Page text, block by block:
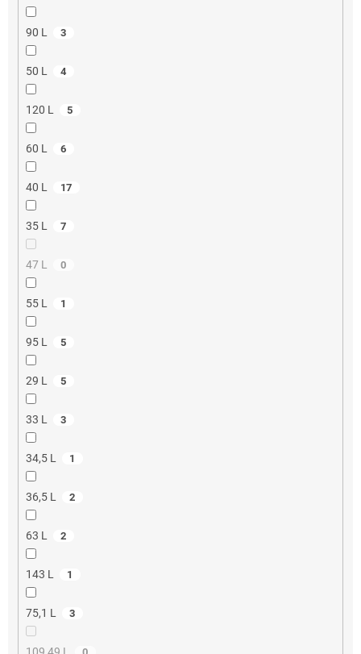
90 L 3
50 L 4
120 L 5
60 L 6
40 L 17
35 L 7
47 L 0
55 L 1
95 L 5
29 L 5
33 L 3
34,5 L 1
36,5 L 2
63 L 2
143 L 1
75,1 L 3